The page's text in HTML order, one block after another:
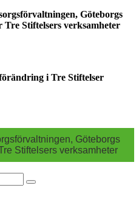
Göteborgs
Stiftelsers verksamheter
i Tre Stiftelser
Göteborgs
Stiftelsers verksamheter